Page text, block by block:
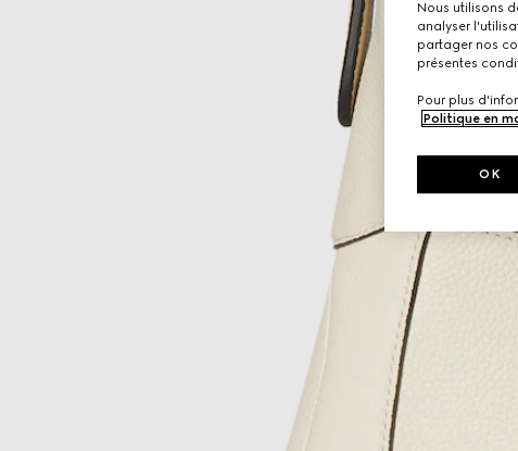
Nous utilisons
analyser
partager nos
présentes
Pour plus
Politique en
OK